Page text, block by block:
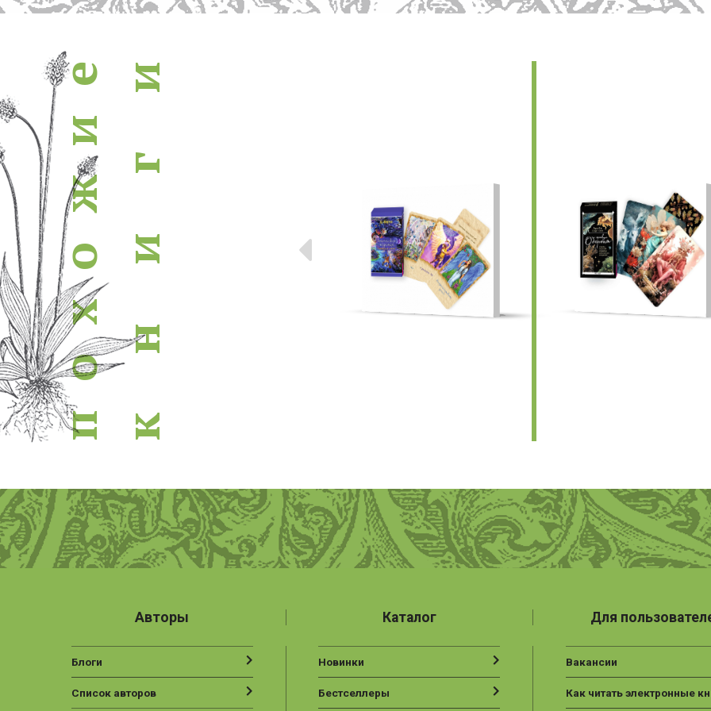
п
о
х
о
ж
и
е
к
н
и
г
и
Предыдущие
Авторы
Блоги
Список авторов
Каталог
Новинки
Бестселлеры
Для
Вакансии
Как читать электронные